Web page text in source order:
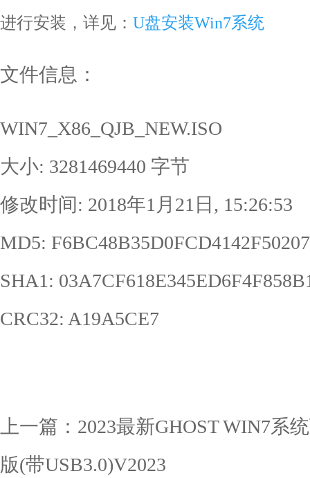
进行安装，详见： U盘安装Win7系统
文件信息：
WIN7_X86_QJB_NEW.ISO
大小: 3281469440 字节
修改时间: 2018年1月21日, 15:26:53
MD5:
SHA1:
CRC32: A19A5CE7
上一篇： 2023最新GHOST WIN7系
版(带USB3.0)V2023